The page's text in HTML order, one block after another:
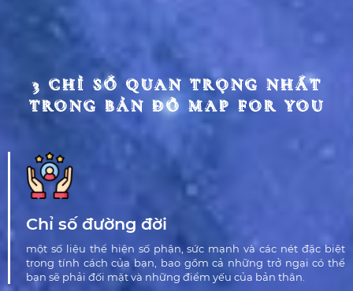
3 CHỈ SỐ QUAN TRỌNG NHẤT
TRONG BẢN ĐỒ MAP FOR YOU
3 CHỈ SỐ QUAN TRỌNG NHẤT
TRONG BẢN ĐỒ MAP FOR YOU
Chỉ số đường đời
một số liệu thể hiện số phận, sức mạnh và các nét đặc biệt
trong tính cách của bạn, bao gồm cả những trở ngại có thể
bạn sẽ phải đối mặt và những điểm yếu của bản thân.